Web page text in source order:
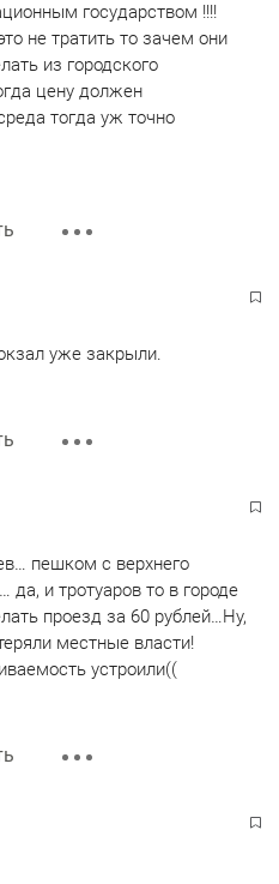
государством !!!!
не тратить то зачем они
из городского
цену должен
тогда уж точно
уже закрыли.
пешком с верхнего
и тротуаров то в городе
проезд за 60 рублей…Ну,
местные власти!
устроили((